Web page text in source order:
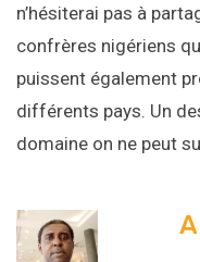
n’hésiterai pas à
confrères nigériens
puissent également
différents pays. Un
domaine on ne peut